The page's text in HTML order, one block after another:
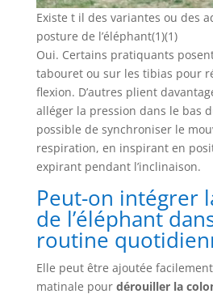
Existe t il des variantes ou des
posture de l’éléphant(1)(1)
Oui. Certains pratiquants
tabouret ou sur les tibias pour
flexion. D’autres plient
alléger la pression dans le bas
possible de synchroniser le
respiration, en inspirant en
expirant pendant l’inclinaison.
Peut-on intégrer
de l’éléphant
routine
Elle peut être ajoutée
matinale pour dérouiller la